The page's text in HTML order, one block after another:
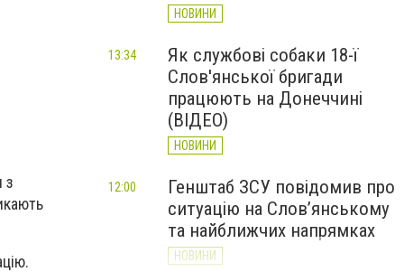
з
НОВИНИ
Як службові собаки 18-ї
Слов'янської бригади
працюють на Донеччині
(ВІДЕО)
НОВИНИ
13:34
Генштаб ЗСУ повідомив про
ситуацію на Слов’янському
та найближчих напрямках
НОВИНИ
12:00